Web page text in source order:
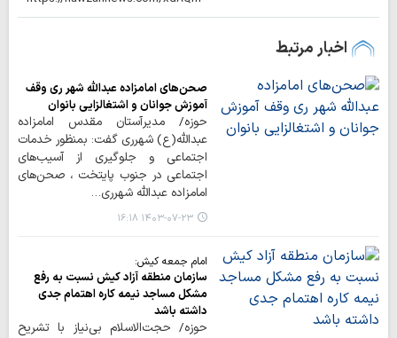
اخبار مرتبط
صحن‌های امامزاده عبدالله شهر ری وقف
آموزش جوانان و اشتغالزایی بانوان
حوزه/ مدیرآستان مقدس امامزاده
عبدالله(ع) شهرری گفت: بمنظور خدمات
اجتماعی و جلوگیری از آسیب‌های
اجتماعی در جنوب پایتخت ، صحن‌های
امامزاده عبدالله شهرری…
۱۴۰۳-۰۷-۲۳ ۱۶:۱۸
امام جمعه کیش:
سازمان منطقه آزاد کیش نسبت به رفع
مشکل مساجد نیمه کاره اهتمام جدی
داشته باشد
حوزه/ حجت‌الاسلام بی‌نیاز با تشریح